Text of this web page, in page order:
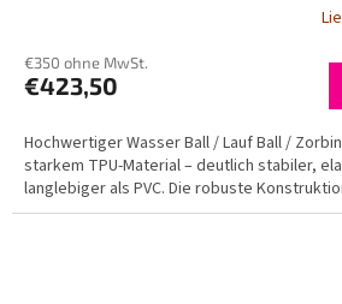
€350 ohne MwSt.
€423,50
Hochwertiger Wasser Ball / Lauf Ball /
starkem TPU-Material – deutlich stabiler,
langlebiger als PVC. Die robuste